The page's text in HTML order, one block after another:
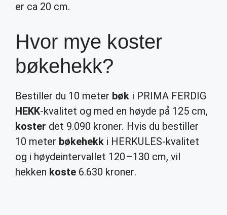
er ca 20 cm.
Hvor mye koster
bøkehekk?
Bestiller du 10 meter bøk i PRIMA FERDIG
HEKK-kvalitet og med en høyde på 125 cm,
koster det 9.090 kroner. Hvis du bestiller
10 meter bøkehekk i HERKULES-kvalitet
og i høydeintervallet 120–130 cm, vil
hekken koste 6.630 kroner.